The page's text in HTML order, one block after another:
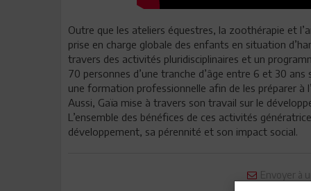
Outre que les ateliers équestres, la zoothérapie et
prise en charge globale des enfants en situation
travers des activités pluridisciplinaires et un
70 personnes d’une tranche d’âge entre 6 et 30
une formation professionnelle afin de les préparer à
Aussi, Gaïa mise à travers son travail sur le
L’ensemble des bénéfices de ces activités
développement, sa pérennité et son impact social.
Envoyer à